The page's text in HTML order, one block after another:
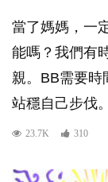
當了媽媽，一
能嗎？我們有
親。BB需要時
站穩自己步伐
23.7K 310